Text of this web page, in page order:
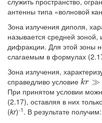
антенны типа «волновой
Зона излучения диполя,
называется средней
дифракции. Для этой зоны
слагаемым в формулах
Зона излучения,
справедливо условие kr ≫
kr≫1
При принятом условии
(2.17), оставляя в них
(kr)-1 . В результате получим: